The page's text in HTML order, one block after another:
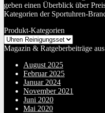
geben einen Überblick über
Kategorien der Sportuhren-
Produkt-Kategorien
Magazin & Ratgeberbeiträge aus
August 2025
Februar 2025
Januar 2024
November 2021
Juni 2020
Mai 2020